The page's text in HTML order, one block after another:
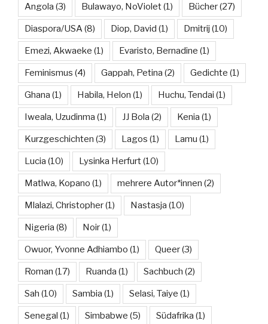
Angola (3) Bulawayo, NoViolet(1) Bücher(27)
Diaspora/USA(8) Diop, David (1) Dmitrij (10)
Emezi, Akwaeke (1) Evaristo, Bernadine (1)
Feminismus (4) Gappah, Petina (2) Gedichte (1)
Ghana (1) Habila, Helon (1) Huchu, Tendai (1)
Iweala, Uzudinma (1) JJ Bola (2) Kenia (1)
Kurzgeschichten (3) Lagos (1) Lamu (1)
Lucia (10) Lysinka Herfurt(10)
Matlwa, Kopano (1) mehrere Autor*innen (2)
Mlalazi, Christopher(1) Nastasja (10)
Nigeria (8) Noir(1)
Owuor, Yvonne Adhiambo (1) Queer(3)
Roman (17) Ruanda (1) Sachbuch (2)
Sah (10) Sambia (1) Selasi, Taiye (1)
Senegal (1) Simbabwe (5) Südafrika (1)